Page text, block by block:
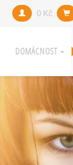
0 Kč
DOMÁCNOST